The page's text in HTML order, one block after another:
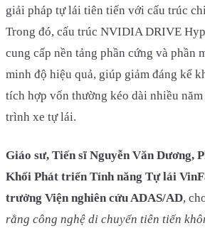
giải pháp tự lái tiên tiến với cấu trúc
Trong đó, cấu trúc NVIDIA DRIVE
cung cấp nền tảng phần cứng và phần
minh độ hiệu quả, giúp giảm đáng kể
tích hợp vốn thường kéo dài nhiều
trình xe tự lái.
Giáo sư, Tiến sĩ Nguyễn Văn Dương,
Khối Phát triển Tính năng Tự lái
trưởng Viện nghiên cứu ADAS/AD,
rằng công nghệ di chuyển tiên tiến